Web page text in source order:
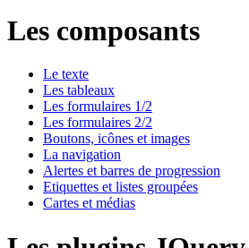
Les composants
Le texte
Les tableaux
Les formulaires 1/2
Les formulaires 2/2
Boutons, icônes et images
La navigation
Alertes et barres de progression
Etiquettes et listes groupées
Cartes et médias